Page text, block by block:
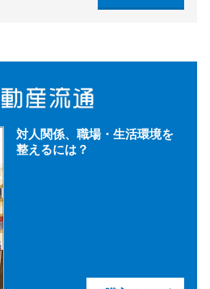
対人関係、職場・生活環境を
整えるには？